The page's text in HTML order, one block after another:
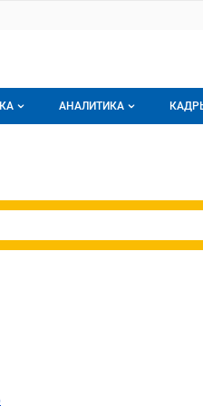
АНАЛИТИКА